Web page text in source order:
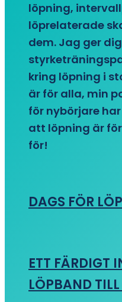
löpning,
löprelaterade
dem. Jag ger
kring löpning i
är för alla, min
för nybörjare
att löpning är
för!
DAGS FÖR
ETT FÄRDIGT
LÖPBAND